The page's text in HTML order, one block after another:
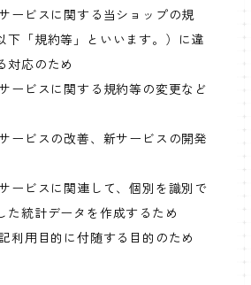
ービスに関する当ショップの規
下「規約等」といいます。）に違
対応のため
ービスに関する規約等の変更など
ービスの改善、新サービスの開発
ービスに関連して、個別を識別で
た統計データを作成するため
利用目的に付随する目的のため